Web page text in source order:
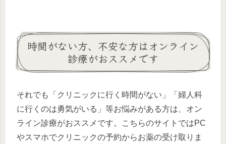
時間がない方、不安な方はオンライン
診療がおススメです
それでも「クリニックに行く時間がない」「婦人科
に行くのは勇気がいる」等お悩みがある方は、オン
ライン診療がおススメです。こちらのサイトではPC
やスマホでクリニックの予約からお薬の受け取りま